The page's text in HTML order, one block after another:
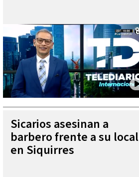
Sicarios asesinan a
barbero frente a su local
en Siquirres